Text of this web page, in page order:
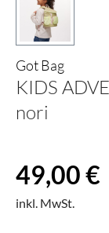
Got Bag
KIDS
nori
Regulärer Preis:
49,00 €
inkl. MwSt.